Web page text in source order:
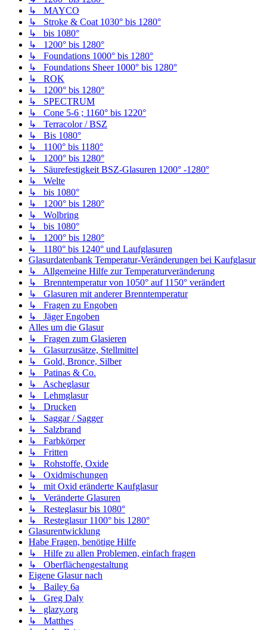
↳ MAYCO
↳ Stroke & Coat 1030° bis 1280°
↳ bis 1080°
↳ 1200° bis 1280°
↳ Foundations 1000° bis 1280°
↳ Foundations Sheer 1000° bis 1280°
↳ ROK
↳ 1200° bis 1280°
↳ SPECTRUM
↳ Cone 5-6 ; 1160° bis 1220°
↳ Terracolor / BSZ
↳ Bis 1080°
↳ 1100° bis 1180°
↳ 1200° bis 1280°
↳ Säurefestigkeit BSZ-Glasuren 1200° -1280°
↳ Welte
↳ bis 1080°
↳ 1200° bis 1280°
↳ Wolbring
↳ bis 1080°
↳ 1200° bis 1280°
↳ 1180° bis 1240° und Laufglasuren
Glasurdatenbank Temperatur-Veränderungen bei Kaufglasur
↳ Allgemeine Hilfe zur Temperaturveränderung
↳ Brenntemperatur von 1050° auf 1150° verändert
↳ Glasuren mit anderer Brenntemperatur
↳ Fragen zu Engoben
↳ Jäger Engoben
Alles um die Glasur
↳ Fragen zum Glasieren
↳ Glasurzusätze, Stellmittel
↳ Gold, Bronce, Silber
↳ Patinas & Co.
↳ Ascheglasur
↳ Lehmglasur
↳ Drucken
↳ Saggar / Sagger
↳ Salzbrand
↳ Farbkörper
↳ Fritten
↳ Rohstoffe, Oxide
↳ Oxidmischungen
↳ mit Oxid eränderte Kaufglasur
↳ Veränderte Glasuren
↳ Resteglasur bis 1080°
↳ Resteglasur 1100° bis 1280°
Glasurentwicklung
Habe Fragen, benötige Hilfe
↳ Hilfe zu allen Problemen, einfach fragen
↳ Oberflächengestaltung
Eigene Glasur nach
↳ Bailey 6a
↳ Greg Daly
↳ glazy.org
↳ Matthes